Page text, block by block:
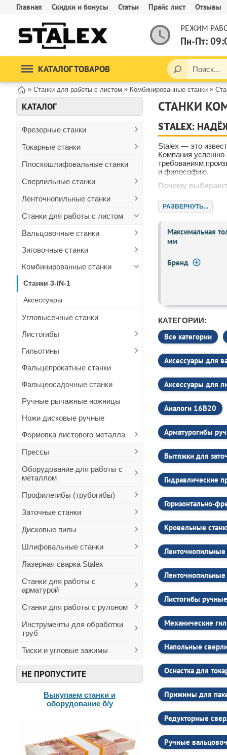
Главная Скидки и бонусы Статьи Прайс лист Отзывы
РЕЖИМ
Пн-Пт:
КАТАЛОГ ТОВАРОВ
» Станки для работы с листом » Комбинированные станки »
КАТАЛОГ
Фрезерные станки
Токарные станки
Плоскошлифовальные станки
Сверлильные станки
Ленточнопильные станки
Станки для работы с листом
Вальцовочные станки
Зиговочные станки
Комбинированные станки
Станки 3-IN-1
Аксессуары
Угловысечные станки
Листогибы
Гильотины
Фальцепрокатные станки
Фальцеосадочные станки
Ручные рычажные ножницы
Ножи дисковые ручные
Формовка листового металла
Прессы
Оборудование для работы с
металлом
Профилегибы (трубогибы)
Заточные станки
Дисковые пилы
Шлифовальные станки
Лазерная сварка Stalex
Станки для работы с
арматурой
Станки для работы с рулоном
Инструменты для обработки
труб
Тиски и угловые зажимы
НЕ ПРОПУСТИТЕ
Выкупаем станки и
оборудование б/у
СТАНКИ
STALEX:
Stalex — это
Компания успешно
требованиям
и философию.
Почему
Stalex — это не
клиенты ценят
Качество и
Бренд Stalex
каждом этапе
соответствовать
Широкий
Компания Stalex
Каждая модель
как на крупных
Преимущества
Надёжность и
Одной из
комплектующие,
где простои
Высокая
Промышленные
автоматизации
успеха бизнеса.
Станки Stalex
обработке
обучение и
Инновации и
Stalex не стоит на
Цифровое
Многие наши
свести к минимуму
затраты на
меньше энергии
Услуги Stalex
Мы стремимся
продать
Консультации и
под ваши
После покупки
персонала для
адаптацию и
Сервисное
выехать на
чтобы
РАЗВЕРНУТЬ...
Максимальная
мм
Бренд
КАТЕГОРИИ:
Все категории
Аксессуары для
Аксессуары для
Аналоги 16В20
Арматурогибы
Вытяжки для
Гидравлические
Горизонтально-
Кровельные
Ленточнопильные
Ленточнопильные
Листогибы
Механические
Напольные
Оснастка для
Прижимы для
Редукторные
Ручные